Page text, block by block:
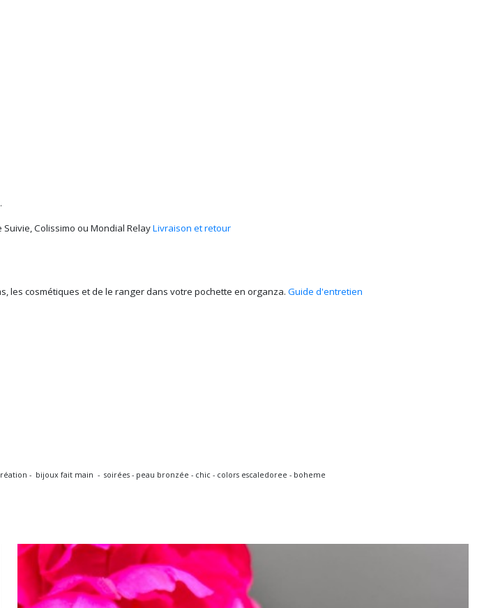
Colissimo ou Mondial RelayLivraison et retour
les cosmétiques et de le ranger dans votre pochette en organza. Guide d'entretien
- bijoux fait main - soirées - peau bronzée - chic - colors escaledoree - boheme